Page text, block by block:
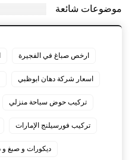
موضوعات شائعة
ارخص صباغ في الفجيرة
اسعار شركة دهان ابوظبي
تركيب حوض سباحة منزلي
تركيب فورسيلنج الإمارات
ديكورات و صبغ